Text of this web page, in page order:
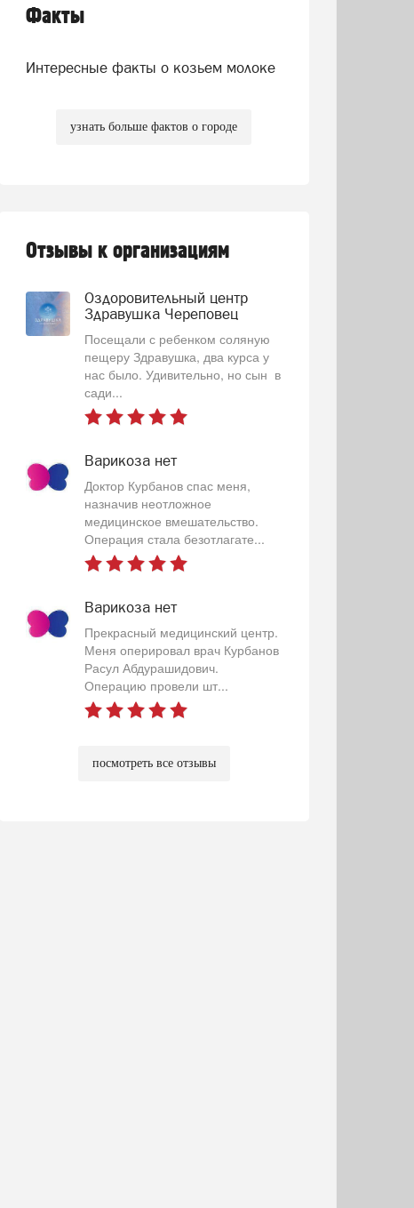
Факты
Интересные факты о козьем молоке
узнать больше фактов о городе
Отзывы к организациям
Оздоровительный центр
Здравушка Череповец
Посещали с ребенком соляную
пещеру Здравушка, два курса у
нас было. Удивительно, но сын в
сади...
Варикоза нет
Доктор Курбанов спас меня,
назначив неотложное
медицинское вмешательство.
Операция стала безотлагате...
Варикоза нет
Прекрасный медицинский центр.
Меня оперировал врач Курбанов
Расул Абдурашидович.
Операцию провели шт...
посмотреть все отзывы